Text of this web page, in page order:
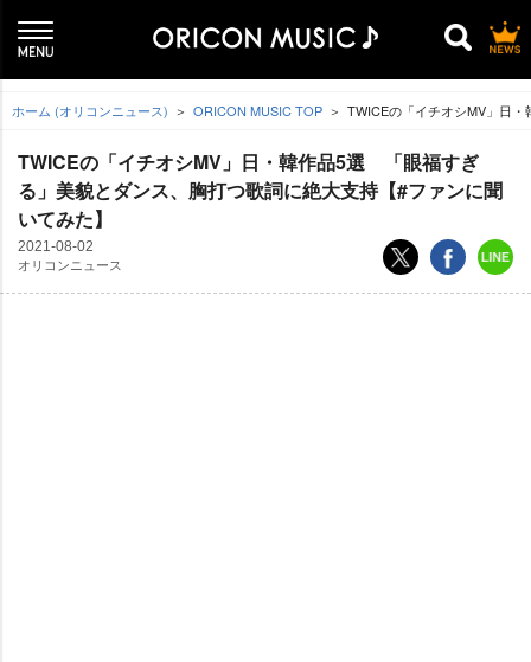
ホーム (オリコンニュース) ORICON MUSIC TOP TWICEの「イチオシMV」日
TWICEの「イチオシMV」日・韓作品5選 「眼福すぎ
る」美貌とダンス、胸打つ歌詞に絶大支持【#ファンに聞
いてみた】
2021-08-02
オリコンニュース